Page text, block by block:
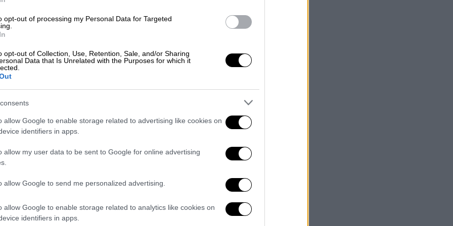
opt-out of processing my Personal Data for Targeted
opt-out of Collection, Use, Retention, Sale, and/or Sharing
Data that Is Unrelated with the Purposes for which it
allow Google to enable storage related to advertising like cookies on
identifiers in apps.
allow my user data to be sent to Google for online advertising
allow Google to send me personalized advertising.
allow Google to enable storage related to analytics like cookies on
identifiers in apps.
στο σχολείο, λέει ο
από το σχολείο δεν επικοινώνησε με
να ενημερωθεί για την υγεία και την
μία συμμαθήτριά του είχαν αναλάβει προ
εκφοβισμό
προχωρήσει στο μοντάζ του βίντεο για
ήταν το… σωστό timing.
την καθηγήτρια να του λέει πως